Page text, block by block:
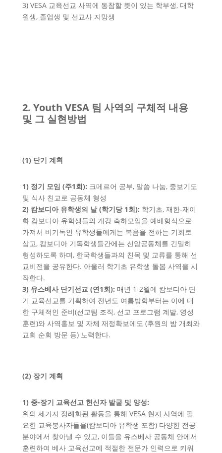
3) VESA 교육선교 사역에 동참할 뜻이 있는 학부생, 대학
원생, 졸업생 및 선교사 지망생
2. Youth VESA 팀 사역의 구체적 내용
및 그 실현방법
(1) 단기 계획
1) 정기 모임 (주1회): 크메르어 공부, 말씀 나눔, 중보기도
및 식사 친교로 공동체 형성
2) 캄보디아 유학생의 날 (학기당 1회): 학기초, 재한-재이
화 캄보디아 유학생들의 개강 축하모임을 예배형식으로
가져서 비기독인 유학생들에게는 복음을 전하는 기회로
삼고, 캄보디아 기독학생들간에는 신앙공동체를 긴밀히
형성하도록 하며, 한국학생들과의 친목 및 교류를 통해 선
교비전을 공유한다. 아울러 학기초 유학생 돌봄 사역을 시
작한다.
3) 유스베사 단기선교 (연1회): 매년 1-2월에 캄보디아 단
기 교육선교를 기획하여 전년도 여름방학부터는 이에 대
한 구체적인 준비(선교팀 조직, 선교 프로그램 계발, 영성
훈련)와 사역홍보 및 자체 재정확보에도 (후원의 밤 개최와
교회 순회 방문 등) 노력한다.
(2) 장기 계획
1) 중-장기 교육선교 헌신자 발굴 및 양성:
위의 세가지 정례화된 활동을 통해 VESA 현지 사역에 필
요한 교육봉사자들을(캄보디아 유학생 포함) 다양한 전공
분야에서 찾아낼 수 있고, 이들을 유스베사 공동체 안에서
훈련하여 베사 교육선교에 적절한 전문가 인력으로 키워